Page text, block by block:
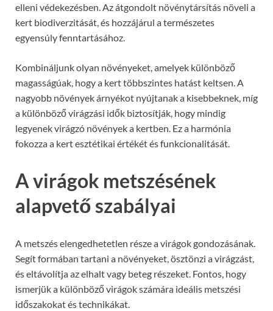
elleni védekezésben. Az átgondolt növénytársítás növeli a
kert biodiverzitását, és hozzájárul a természetes
egyensúly fenntartásához.
Kombináljunk olyan növényeket, amelyek különböző
magasságúak, hogy a kert többszintes hatást keltsen. A
nagyobb növények árnyékot nyújtanak a kisebbeknek, míg
a különböző virágzási idők biztosítják, hogy mindig
legyenek virágzó növények a kertben. Ez a harmónia
fokozza a kert esztétikai értékét és funkcionalitását.
A virágok metszésének
alapvető szabályai
A metszés elengedhetetlen része a virágok gondozásának.
Segít formában tartani a növényeket, ösztönzi a virágzást,
és eltávolítja az elhalt vagy beteg részeket. Fontos, hogy
ismerjük a különböző virágok számára ideális metszési
időszakokat és technikákat.